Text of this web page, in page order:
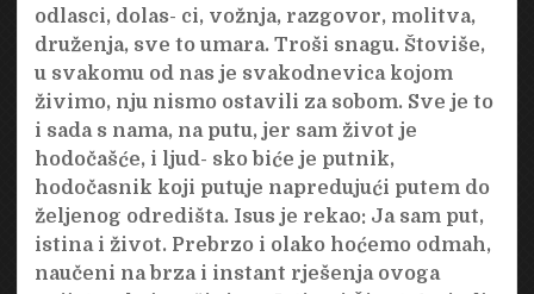
odlasci, dolas- ci, vožnja, razgovor, molitva,
druženja, sve to umara. Troši snagu. Štoviše,
u svakomu od nas je svakodnevica kojom
živimo, nju nismo ostavili za sobom. Sve je to
i sada s nama, na putu, jer sam život je
hodočašće, i ljud- sko biće je putnik,
hodočasnik koji putuje napredujući putem do
željenog odredišta. Isus je rekao: Ja sam put,
istina i život. Prebrzo i olako hoćemo odmah,
naučeni na brza i instant rješenja ovoga